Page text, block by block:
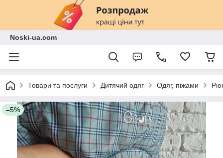
Noski-ua.com
Товари та послуги Дитячий одяг Одяг, піжами
–5%